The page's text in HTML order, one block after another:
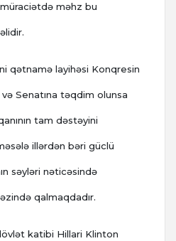
məhz bu
qətnamə layihəsi Konqresin
Senatına təqdim olunsa
tam dəstəyini
illərdən bəri güclü
səyləri nəticəsində
qalmaqdadır.
katibi Hillari Klinton